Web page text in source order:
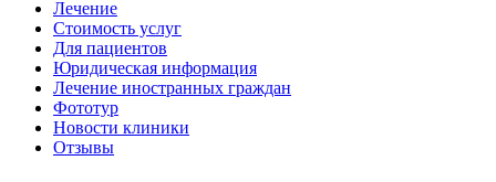
Лечение
Стоимость услуг
Для пациентов
Юридическая информация
Лечение иностранных граждан
Фототур
Новости клиники
Отзывы